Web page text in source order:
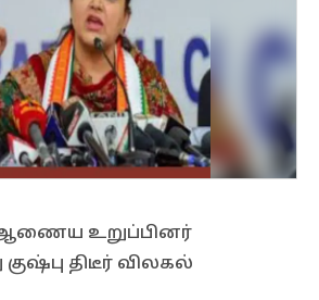
ஆணைய உறுப்பினர்
குஷ்பு திடீர் விலகல்